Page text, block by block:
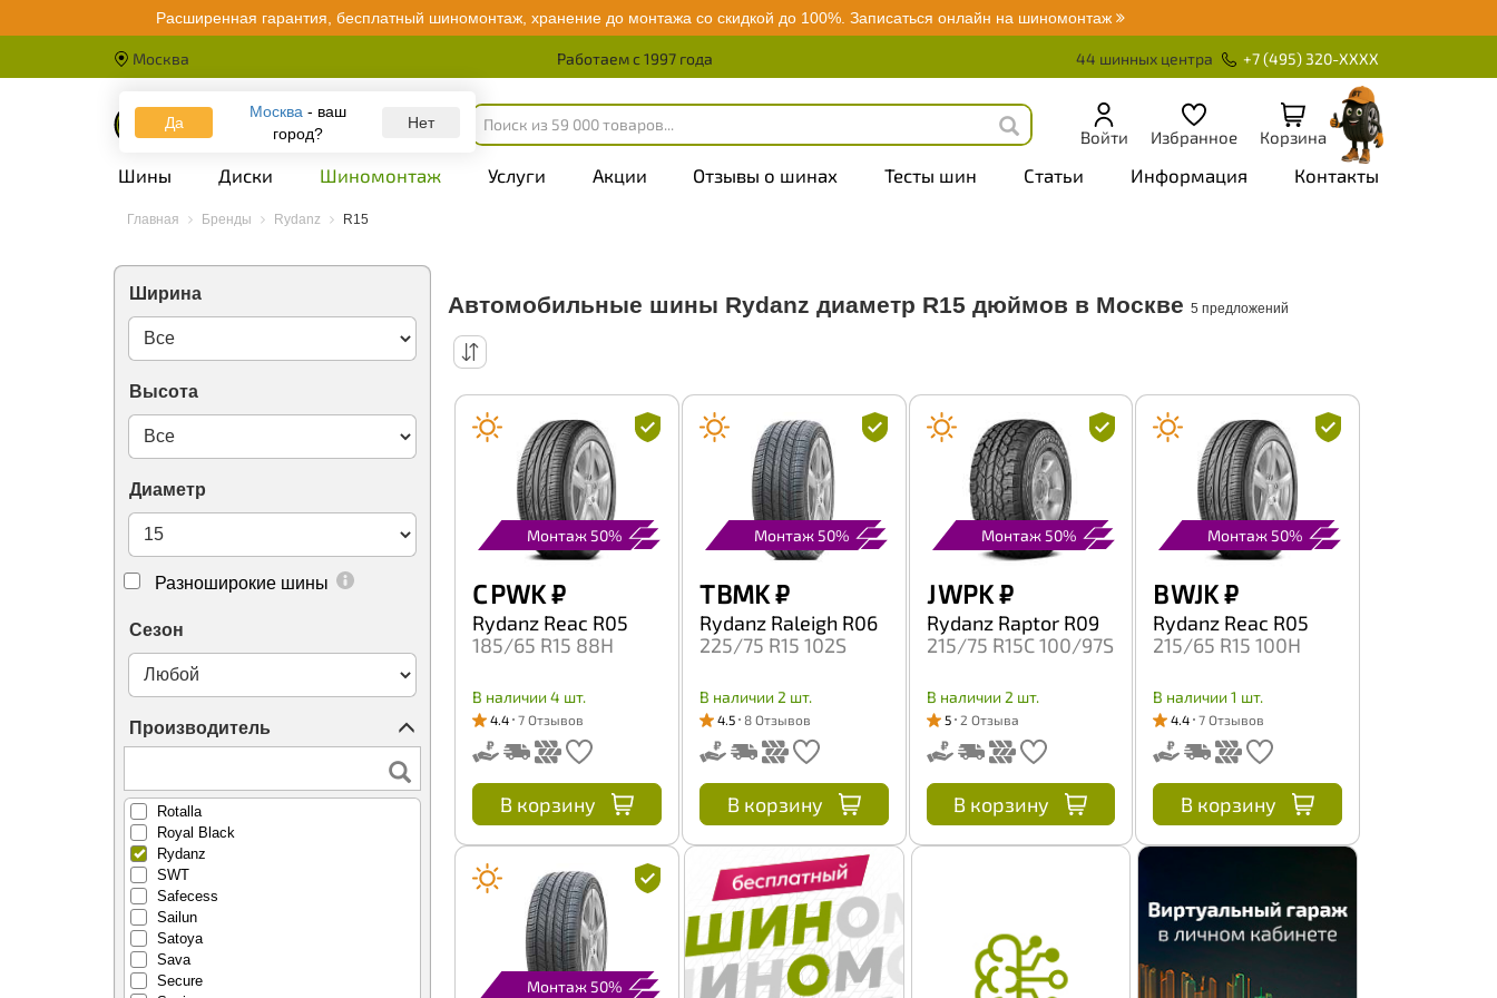
Расширенная гарантия, бесплатный шиномонтаж, хранение до монтажа со скидкой до 100%. Записаться онлайн на шиномонтаж
Москва Работаем с 1997 года 44 шинных центра +7 (495) 320-XXXX
Да
Москва - ваш
город?
Нет
Каталог
Войти Избранное Корзина
Шины Диски Шиномонтаж Услуги Акции Отзывы о шинах Тесты шин Статьи Информация Контакты
Главная Бренды Rydanz R15
Ширина
Высота
Диаметр
Разноширокие шины
Сезон
Производитель
Matador
Meteor
Metzeler
Mirage
Nankang
Nitto
OGreen
Otani
Ozka
Petlas
PowerTrac
Prinx
Pulmox
Rapid
Riostone
Roadcruza
Roadmarch
Roadstone
Roadx
Rosava
Rotalla
Royal Black
Rydanz
SWT
Safecess
Sailun
Satoya
Sava
Secure
Автомобильные шины Rydanz диаметр R15 дюймов в Москве 5 предложений
Монтаж 50%
C PWK₽
Rydanz Reac R05
185/65 R15 88H
В наличии 4 шт.
4.4 7 Отзывов
В корзину
Монтаж 50%
T BMK₽
Rydanz Raleigh R06
225/75 R15 102S
В наличии 2 шт.
4.5 8 Отзывов
В корзину
Монтаж 50%
J WPK₽
Rydanz Raptor R09
215/75 R15C 100/97S
В наличии 2 шт.
5 2 Отзыва
В корзину
Монтаж 50%
B WJK₽
Rydanz Reac R05
215/65 R15 100H
В наличии 1 шт.
4.4 7 Отзывов
В корзину
Монтаж 50%